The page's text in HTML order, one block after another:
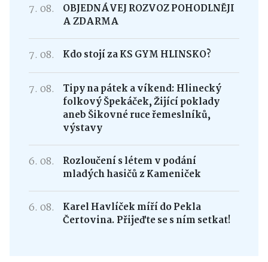
7. 08.
OBJEDNÁVEJ ROZVOZ POHODLNĚJI
A ZDARMA
7. 08. Kdo stojí za KS GYM HLINSKO?
7. 08.
Tipy na pátek a víkend: Hlinecký
folkový Špekáček, Žijící poklady
aneb Šikovné ruce řemeslníků,
výstavy
6. 08.
Rozloučení s létem v podání
mladých hasičů z Kameniček
6. 08.
Karel Havlíček míří do Pekla
Čertovina. Přijeďte se s ním setkat!